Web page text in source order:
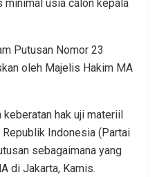
minimal usia calon kepala
Putusan Nomor 23
oleh Majelis Hakim MA
keberatan hak uji materiil
Indonesia (Partai
sebagaimana yang
di Jakarta, Kamis.